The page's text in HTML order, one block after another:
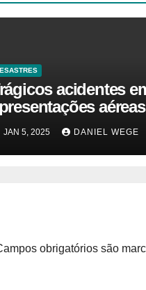
acidentes
aéreas
JAN 5, 2025 DANIEL WEGE
obrigatórios são